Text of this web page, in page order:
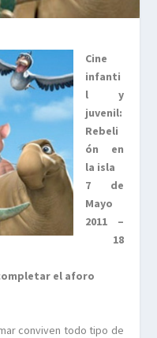
Cine
infanti
l y
juvenil:
Rebeli
ón en
la isla
7 de
Mayo
2011 –
18
el aforo
conviven todo tipo de